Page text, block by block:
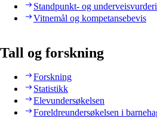
Standpunkt- og
Vitnemål og kompetansebevis
Tall og forskning
Forskning
Statistikk
Elevundersøkelsen
Foreldreundersøkelsen i